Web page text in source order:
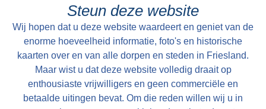
en kan alsdan vry van Huuringe door den Koper
worden aangevaard.
Steun deze website
Wij hopen dat u deze website waardeert en geniet van de
enorme hoeveelheid informatie, foto's en historische
kaarten over en van alle dorpen en steden in Friesland.
Maar wist u dat deze website volledig draait op
enthousiaste vrijwilligers en geen commerciële en
betaalde uitingen bevat. Om die reden willen wij u in